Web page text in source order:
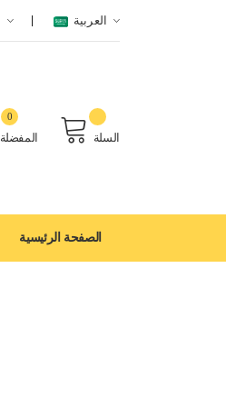
العربية
المفضلة
0
السلة
الصفحة الرئيسية